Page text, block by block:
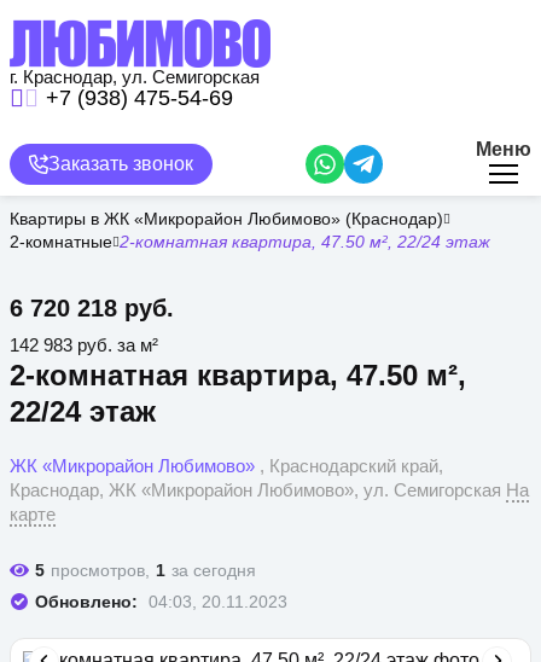
основному
содержанию
г. Краснодар, ул. Семигорская
+7 (938) 475-54-69
Заказать звонок
Меню
Квартиры в ЖК «Микрорайон Любимово» (Краснодар)
2-комнатные 2-комнатная квартира, 47.50 м², 22/24 этаж
2-комнатная квартира, 47.50 м²,
22/24 этаж
6 720 218 руб.
ЖК «Микрорайон Любимово» , Краснодарский край,
Краснодар, ЖК «Микрорайон Любимово», ул. Семигорская На
карте
142 983 руб. за м²
5 просмотров, 1 за сегодня
Обновлено:
04:03, 20.11.2023